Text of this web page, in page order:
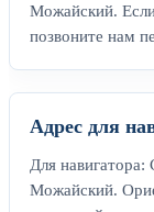
Можайский.
позвоните нам
Адрес для
Для навигатора:
Можайский.